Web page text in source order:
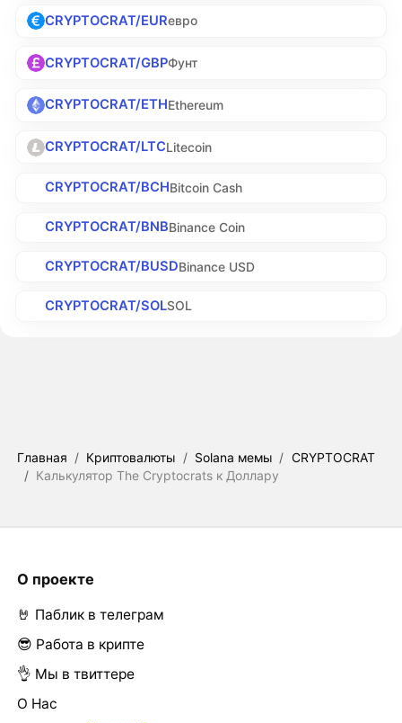
CRYPTOCRAT/EURевро
CRYPTOCRAT/GBPФунт
CRYPTOCRAT/ETHEthereum
CRYPTOCRAT/LTCLitecoin
CRYPTOCRAT/BCHBitcoin Cash
CRYPTOCRAT/BNBBinance Coin
CRYPTOCRAT/BUSDBinance USD
CRYPTOCRAT/SOLSOL
Главная / Криптовалюты / Solana мемы / CRYPTOCRAT
/ Калькулятор The Cryptocrats к Доллару
О проекте
🤘 Паблик в телеграм
😎 Работа в крипте
👌 Мы в твиттере
О Нас